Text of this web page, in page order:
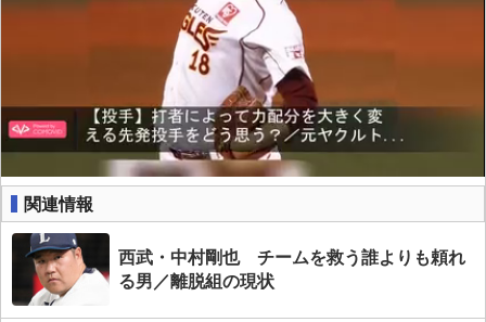
関連情報
西武・中村剛也 チームを救う誰よりも頼れ
る男／離脱組の現状